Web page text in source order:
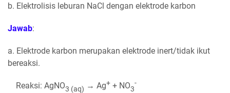
b. Elektrolisis leburan NaCl dengan elektrode karbon
Jawab:
a. Elektrode karbon merupakan elektrode inert/tidak ikut
bereaksi.
Reaksi: AgNO3 (aq) → Ag+ + NO3
-